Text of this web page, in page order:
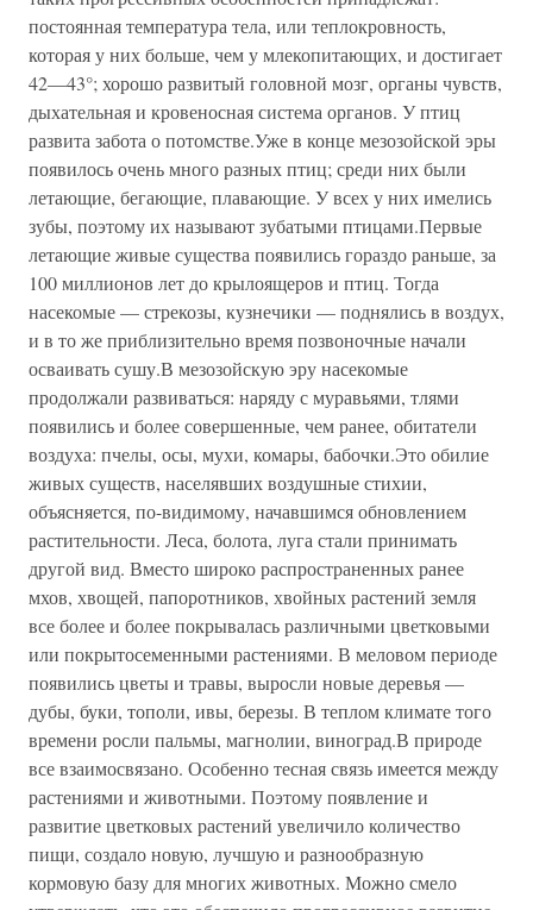
постоянная температура тела, или теплокровность,
которая у них больше, чем у млекопитающих, и достигает
42—43°; хорошо развитый головной мозг, органы чувств,
дыхательная и кровеносная система органов. У птиц
развита забота о потомстве.Уже в конце мезозойской эры
появилось очень много разных птиц; среди них были
летающие, бегающие, плавающие. У всех у них имелись
зубы, поэтому их называют зубатыми птицами.Первые
летающие живые существа появились гораздо раньше, за
100 миллионов лет до крылоящеров и птиц. Тогда
насекомые — стрекозы, кузнечики — поднялись в воздух,
и в то же приблизительно время позвоночные начали
осваивать сушу.В мезозойскую эру насекомые
продолжали развиваться: наряду с муравьями, тлями
появились и более совершенные, чем ранее, обитатели
воздуха: пчелы, осы, мухи, комары, бабочки.Это обилие
живых существ, населявших воздушные стихии,
объясняется, по-видимому, начавшимся обновлением
растительности. Леса, болота, луга стали принимать
другой вид. Вместо широко распространенных ранее
мхов, хвощей, папоротников, хвойных растений земля
все более и более покрывалась различными цветковыми
или покрытосеменными растениями. В меловом периоде
появились цветы и травы, выросли новые деревья —
дубы, буки, тополи, ивы, березы. В теплом климате того
времени росли пальмы, магнолии, виноград.В природе
все взаимосвязано. Особенно тесная связь имеется между
растениями и животными. Поэтому появление и
развитие цветковых растений увеличило количество
пищи, создало новую, лучшую и разнообразную
кормовую базу для многих животных. Можно смело